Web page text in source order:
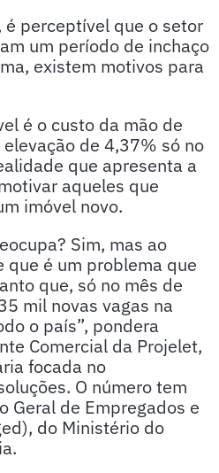
é perceptível que o setor
um período de inchaço
existem motivos para
é o custo da mão de
de 4,37% só no
que apresenta a
aqueles que
imóvel novo.
Sim, mas ao
que é um problema que
que, só no mês de
mil novas vagas na
o país”, pondera
Comercial da Projelet,
focada no
O número tem
Geral de Empregados e
do Ministério do